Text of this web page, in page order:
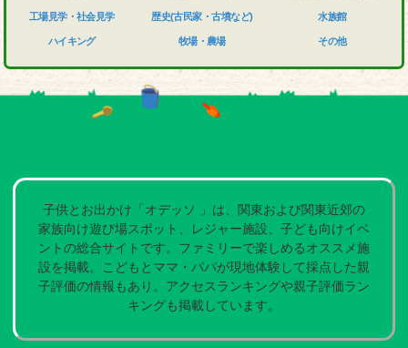
工場見学・社会見学
ハイキング
歴史(古民家・古墳など)
牧場・農場
水族館
その他
子供とお出かけ「オデッソ 」は、関東および関東近郊の
家族向け遊び場スポット、レジャー施設、子ども向けイベ
ントの総合サイトです。ファミリーで楽しめるオススメ施
設を掲載。こどもとママ・パパが現地体験して採点した親
子評価の情報もあり。アクセスランキングや親子評価ラン
キングも掲載しています。